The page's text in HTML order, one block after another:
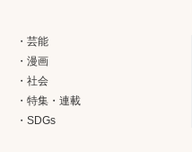
芸能
漫画
社会
特集・連載
SDGs